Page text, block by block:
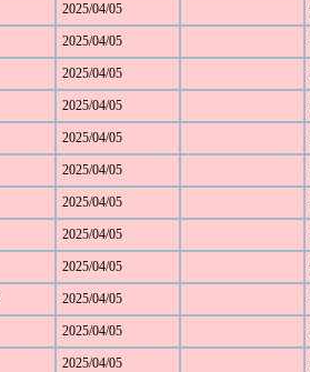
2025/04/05
2025/04/05
2025/04/05
2025/04/05
2025/04/05
2025/04/05
2025/04/05
2025/04/05
2025/04/05
2025/04/05
2025/04/05
2025/04/05